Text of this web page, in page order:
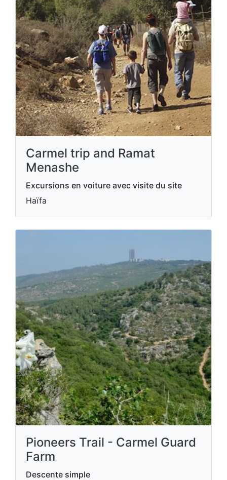
Carmel trip and Ramat
Menashe
Excursions en voiture avec visite du site
Haïfa
Pioneers Trail - Carmel Guard
Farm
Descente simple